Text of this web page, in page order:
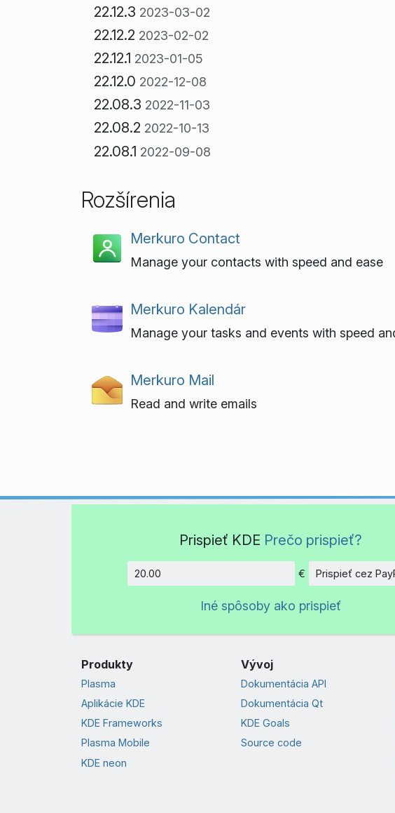
22.12.3 2023-03-02
22.12.2 2023-02-02
22.12.1 2023-01-05
22.12.0 2022-12-08
22.08.3 2022-11-03
22.08.2 2022-10-13
22.08.1 2022-09-08
Rozšírenia
Merkuro Contact
Manage your contacts with speed and ease
Merkuro Kalendár
Manage your tasks and events with speed
Merkuro Mail
Read and write emails
Prispieť KDE Prečo prispieť?
Množstvo
€ Prispieť cez
Iné spôsoby ako prispieť
Produkty
Plasma
Aplikácie KDE
KDE Frameworks
Plasma Mobile
KDE neon
Vývoj
Dokumentácia API
Dokumentácia Qt
KDE Goals
Source code